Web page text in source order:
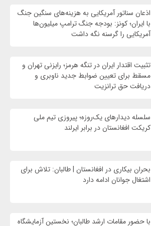
اذعان سناتور آمریکایی به هزینه‌های سنگین جنگ
با ایران؛ کونز: بودجه جنگ ترامپ میلیون‌ها
آمریکایی را گرسنه نگه داشت
تثبیت اقتدار ایران در تنگه هرمز؛ رایزنی تهران و
مسقط برای تعیین ضوابط جدید ناوبری و
دریافت حق ترانزیت
سلسله دیدارهای یک‌روزه؛ پیروزی تیم ملی
کریکت افغانستان در برابر ایرلند
بحران بیکاری در افغانستان | طالبان: تلاش برای
اشتغال جوانان ادامه دارد
با حضور مقامات ارشد طالبان؛ نخستین آزمایشگاه